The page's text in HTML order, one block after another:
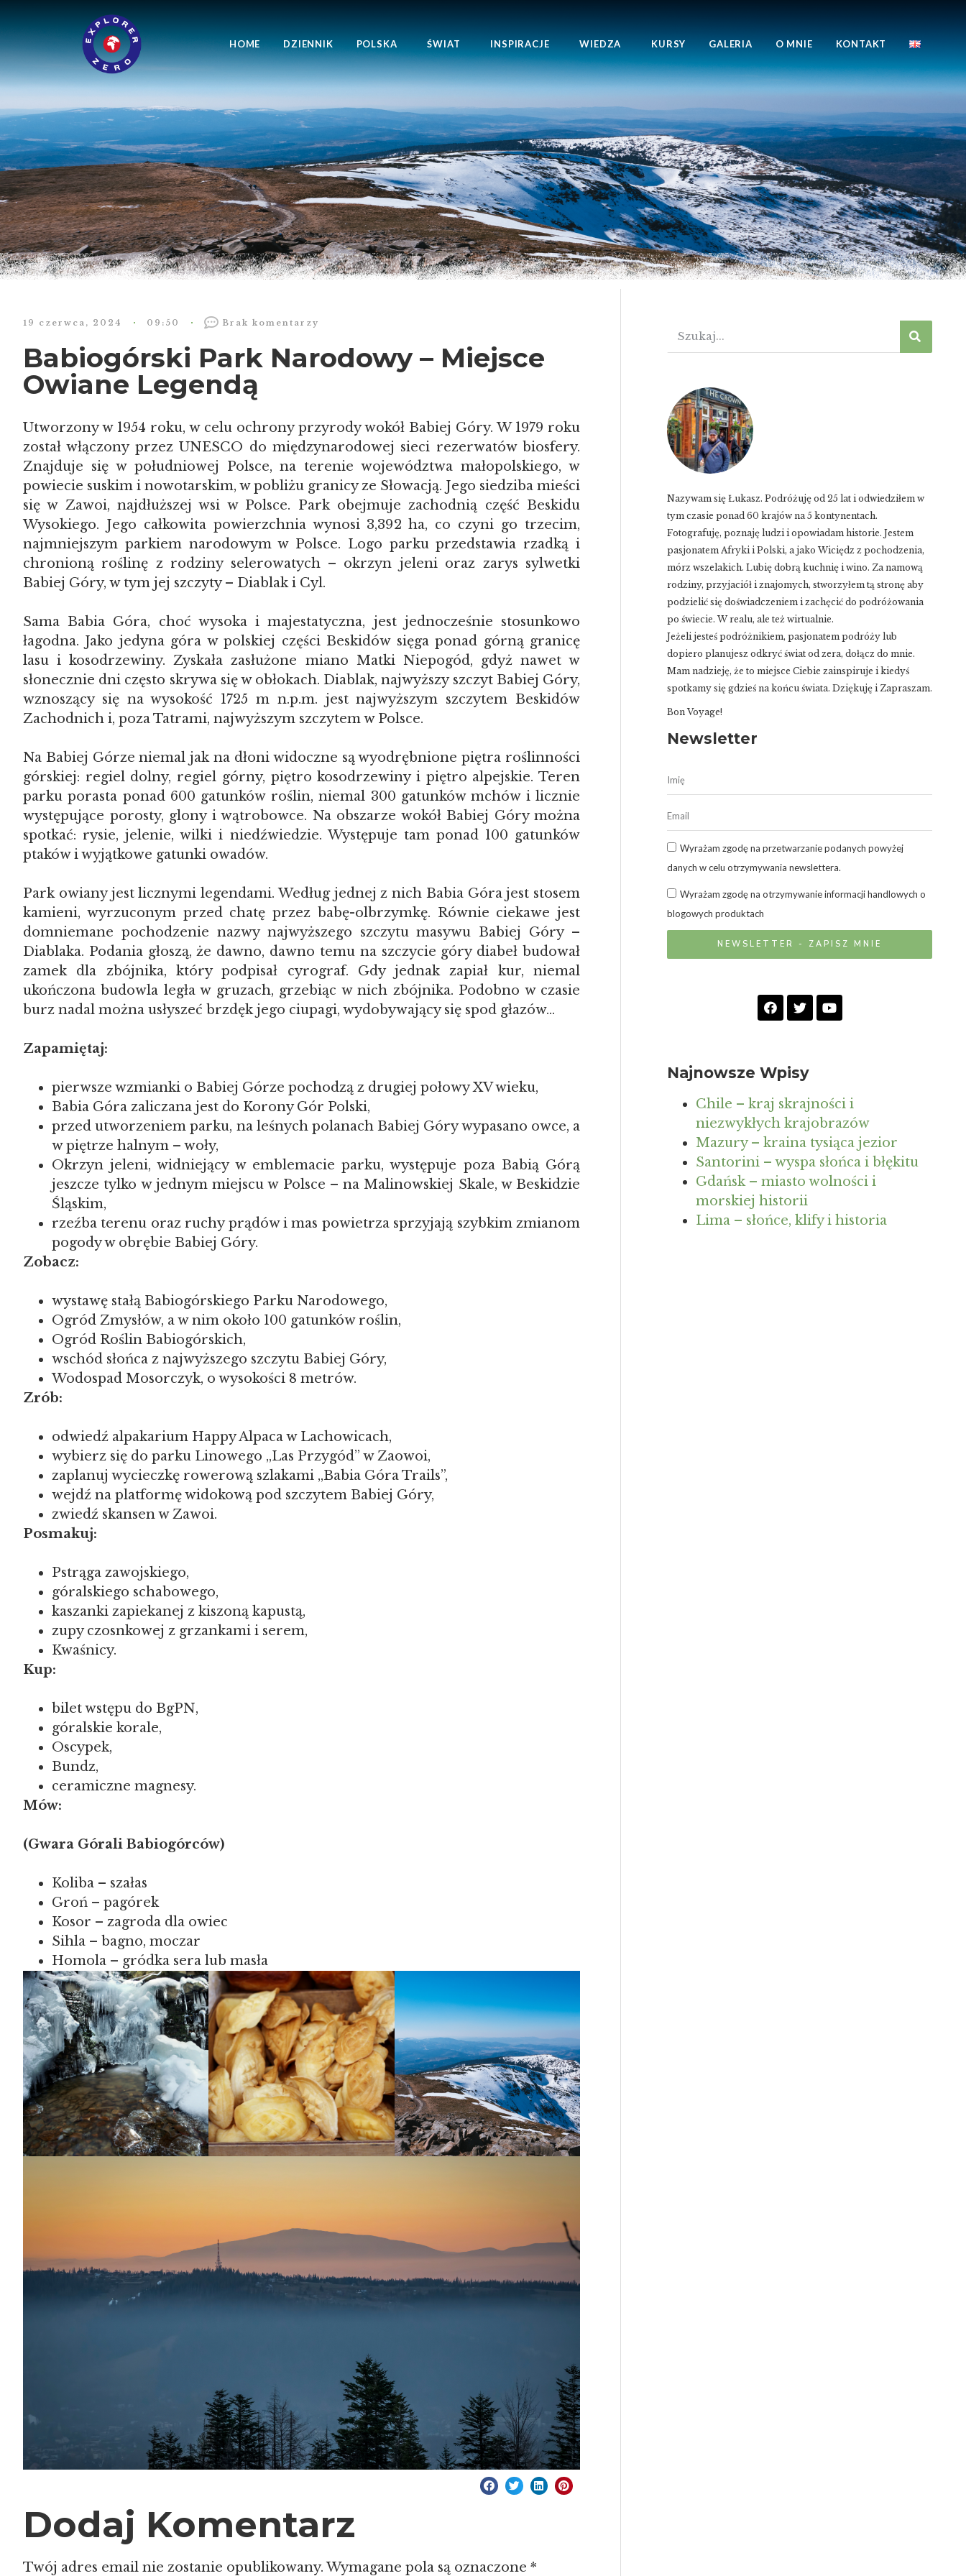
HOME DZIENNIK POLSKA ŚWIAT INSPIRACJE WIEDZA KURSY GALERIA O MNIE KONTAKT
19 czerwca, 2024 09:50 Brak komentarzy
Babiogórski Park Narodowy – Miejsce
Owiane Legendą
Utworzony w 1954 roku, w celu ochrony przyrody wokół Babiej Góry. W 1979 roku
został włączony przez UNESCO do międzynarodowej sieci rezerwatów biosfery.
Znajduje się w południowej Polsce, na terenie województwa małopolskiego, w
powiecie suskim i nowotarskim, w pobliżu granicy ze Słowacją. Jego siedziba mieści
się w Zawoi, najdłuższej wsi w Polsce. Park obejmuje zachodnią część Beskidu
Wysokiego. Jego całkowita powierzchnia wynosi 3,392 ha, co czyni go trzecim,
najmniejszym parkiem narodowym w Polsce. Logo parku przedstawia rzadką i
chronioną roślinę z rodziny selerowatych – okrzyn jeleni oraz zarys sylwetki
Babiej Góry, w tym jej szczyty – Diablak i Cyl.
Sama Babia Góra, choć wysoka i majestatyczna, jest jednocześnie stosunkowo
łagodna. Jako jedyna góra w polskiej części Beskidów sięga ponad górną granicę
lasu i kosodrzewiny. Zyskała zasłużone miano Matki Niepogód, gdyż nawet w
słonecznie dni często skrywa się w obłokach. Diablak, najwyższy szczyt Babiej Góry,
wznoszący się na wysokość 1725 m n.p.m. jest najwyższym szczytem Beskidów
Zachodnich i, poza Tatrami, najwyższym szczytem w Polsce.
Na Babiej Górze niemal jak na dłoni widoczne są wyodrębnione piętra roślinności
górskiej: regiel dolny, regiel górny, piętro kosodrzewiny i piętro alpejskie. Teren
parku porasta ponad 600 gatunków roślin, niemal 300 gatunków mchów i licznie
występujące porosty, glony i wątrobowce. Na obszarze wokół Babiej Góry można
spotkać: rysie, jelenie, wilki i niedźwiedzie. Występuje tam ponad 100 gatunków
ptaków i wyjątkowe gatunki owadów.
Park owiany jest licznymi legendami. Według jednej z nich Babia Góra jest stosem
kamieni, wyrzuconym przed chatę przez babę-olbrzymkę. Równie ciekawe jest
domniemane pochodzenie nazwy najwyższego szczytu masywu Babiej Góry –
Diablaka. Podania głoszą, że dawno, dawno temu na szczycie góry diabeł budował
zamek dla zbójnika, który podpisał cyrograf. Gdy jednak zapiał kur, niemal
ukończona budowla legła w gruzach, grzebiąc w nich zbójnika. Podobno w czasie
burz nadal można usłyszeć brzdęk jego ciupagi, wydobywający się spod głazów…
Zapamiętaj:
pierwsze wzmianki o Babiej Górze pochodzą z drugiej połowy XV wieku,
Babia Góra zaliczana jest do Korony Gór Polski,
przed utworzeniem parku, na leśnych polanach Babiej Góry wypasano owce, a
w piętrze halnym – woły,
Okrzyn jeleni, widniejący w emblemacie parku, występuje poza Babią Górą
jeszcze tylko w jednym miejscu w Polsce – na Malinowskiej Skale, w Beskidzie
Śląskim,
rzeźba terenu oraz ruchy prądów i mas powietrza sprzyjają szybkim zmianom
pogody w obrębie Babiej Góry.
Zobacz:
wystawę stałą Babiogórskiego Parku Narodowego,
Ogród Zmysłów, a w nim około 100 gatunków roślin,
Ogród Roślin Babiogórskich,
wschód słońca z najwyższego szczytu Babiej Góry,
Wodospad Mosorczyk, o wysokości 8 metrów.
Zrób:
odwiedź alpakarium Happy Alpaca w Lachowicach,
wybierz się do parku Linowego „Las Przygód” w Zaowoi,
zaplanuj wycieczkę rowerową szlakami „Babia Góra Trails”,
wejdź na platformę widokową pod szczytem Babiej Góry,
zwiedź skansen w Zawoi.
Posmakuj:
Pstrąga zawojskiego,
góralskiego schabowego,
kaszanki zapiekanej z kiszoną kapustą,
zupy czosnkowej z grzankami i serem,
Kwaśnicy.
Kup:
bilet wstępu do BgPN,
góralskie korale,
Oscypek,
Bundz,
ceramiczne magnesy.
Mów:
(Gwara Górali Babiogórców)
Koliba – szałas
Groń – pagórek
Kosor – zagroda dla owiec
Sihla – bagno, moczar
Homola – gródka sera lub masła
Dodaj Komentarz
Twój adres email nie zostanie opublikowany. Wymagane pola są oznaczone *
Nazywam się Łukasz. Podróżuję od 25 lat i odwiedziłem w
tym czasie ponad 60 krajów na 5 kontynentach.
Fotografuję, poznaję ludzi i opowiadam historie. Jestem
pasjonatem Afryki i Polski, a jako Wiciędz z pochodzenia,
mórz wszelakich. Lubię dobrą kuchnię i wino. Za namową
rodziny, przyjaciół i znajomych, stworzyłem tą stronę aby
podzielić się doświadczeniem i zachęcić do podróżowania
po świecie. W realu, ale też wirtualnie.
Jeżeli jesteś podróżnikiem, pasjonatem podróży lub
dopiero planujesz odkryć świat od zera, dołącz do mnie.
Mam nadzieję, że to miejsce Ciebie zainspiruje i kiedyś
spotkamy się gdzieś na końcu świata. Dziękuję i Zapraszam.
Bon Voyage!
Newsletter
Wyrażam zgodę na przetwarzanie podanych powyżej
danych w celu otrzymywania newslettera.
Wyrażam zgodę na otrzymywanie informacji handlowych o
blogowych produktach
NEWSLETTER - ZAPISZ MNIE
Najnowsze Wpisy
Chile – kraj skrajności i
niezwykłych krajobrazów
Mazury – kraina tysiąca jezior
Santorini – wyspa słońca i błękitu
Gdańsk – miasto wolności i
morskiej historii
Lima – słońce, klify i historia